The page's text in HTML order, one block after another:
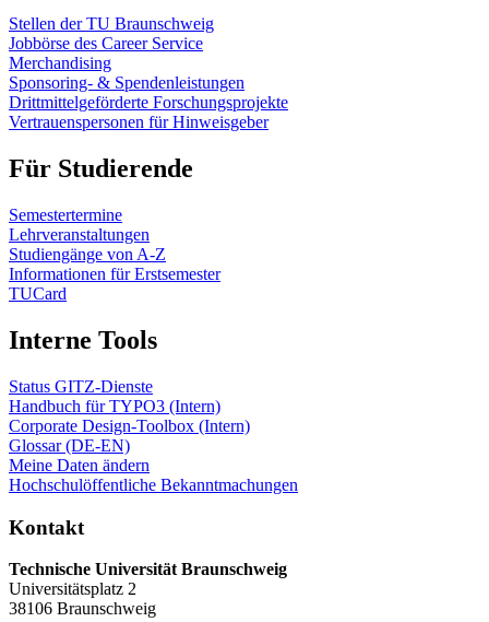
Stellen der TU Braunschweig
Jobbörse des Career Service
Merchandising
Sponsoring- & Spendenleistungen
Drittmittelgeförderte Forschungsprojekte
Vertrauenspersonen für Hinweisgeber
Für Studierende
Semestertermine
Lehrveranstaltungen
Studiengänge von A-Z
Informationen für Erstsemester
TUCard
Interne Tools
Status GITZ-Dienste
Handbuch für TYPO3 (Intern)
Corporate Design-Toolbox (Intern)
Glossar (DE-EN)
Meine Daten ändern
Hochschulöffentliche Bekanntmachungen
Kontakt
Technische Universität Braunschweig
Universitätsplatz 2
38106 Braunschweig